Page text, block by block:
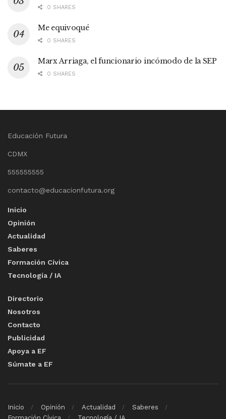
0 SHARES
Me equivoqué
0 SHARES
Marx Arriaga, el funcionario incómodo de la SEP
0 SHARES
Educación Futura
CDMX
555555555
contacto@educacionfutura.org
Inicio
Opinión
Actualidad
Saberes
Formación Cívica
Tecnología / IA
Directorio
Nosotros
Contacto
Publicidad
Apoya a EF
Súmate a EF
Inicio Opinión Actualidad
Saberes